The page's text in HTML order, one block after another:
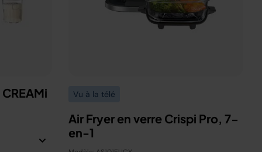
Vu à la télé
Air Fryer en verre Crispi Pro, 7-
en-1